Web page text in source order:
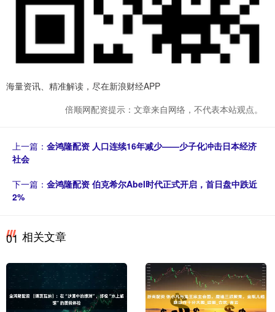
海量资讯、精准解读，尽在新浪财经APP
倍顺网配资提示：文章来自网络，不代表本站观点。
上一篇： 金鸿隆配资 人口连续16年减少——少子化冲击日本经济
社会
下一篇： 金鸿隆配资 伯克希尔Abel时代正式开启，首日盘中跌近
2%
01 相关文章